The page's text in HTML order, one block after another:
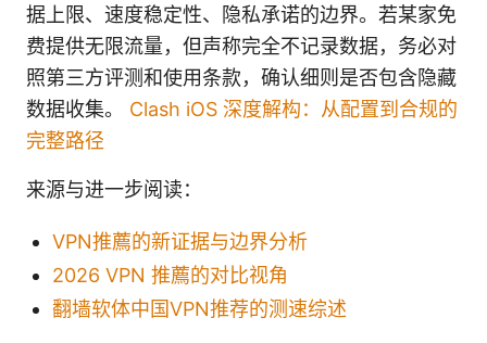
据上限、速度稳定性、隐私承诺的边界。若某家免
费提供无限流量，但声称完全不记录数据，务必对
照第三方评测和使用条款，确认细则是否包含隐藏
数据收集。 Clash iOS 深度解构：从配置到合规的
完整路径
来源与进一步阅读：
VPN推薦的新证据与边界分析
2026 VPN 推薦的对比视角
翻墙软体中国VPN推荐的测速综述